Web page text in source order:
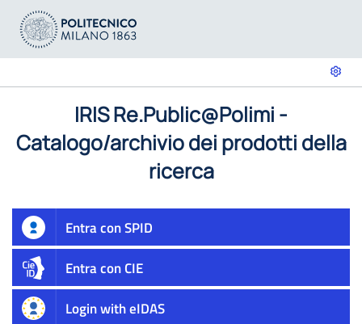
IRIS Re.Public@Polimi -
Catalogo/archivio dei prodotti della
ricerca
Entra con SPID
Entra con CIE
Login with eIDAS